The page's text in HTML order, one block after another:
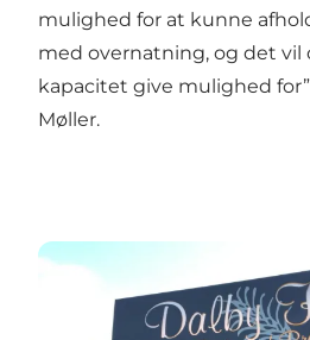
mulighed for at kunne
med overnatning, og det vil
kapacitet give mulighed
Møller.